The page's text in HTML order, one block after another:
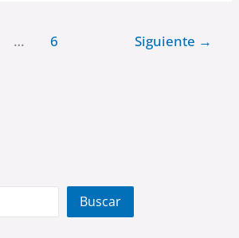
… 6 Siguiente →
Buscar